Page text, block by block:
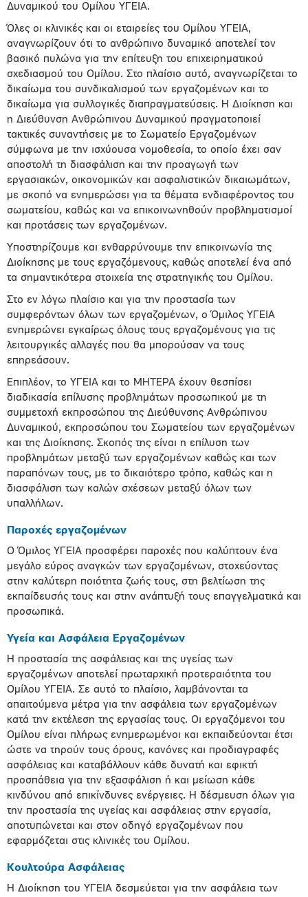
Δυναμικού του Ομίλου ΥΓΕΙΑ.
Όλες οι κλινικές και οι εταιρείες του Ομίλου ΥΓΕΙΑ,
αναγνωρίζουν ότι το ανθρώπινο δυναμικό αποτελεί τον
βασικό πυλώνα για την επίτευξη του επιχειρηματικού
σχεδιασμού του Ομίλου. Στο πλαίσιο αυτό, αναγνωρίζεται το
δικαίωμα του συνδικαλισμού των εργαζομένων και το
δικαίωμα για συλλογικές διαπραγματεύσεις. Η Διοίκηση και
η Διεύθυνση Ανθρώπινου Δυναμικού πραγματοποιεί
τακτικές συναντήσεις με το Σωματείο Εργαζομένων
σύμφωνα με την ισχύουσα νομοθεσία, το οποίο έχει σαν
αποστολή τη διασφάλιση και την προαγωγή των
εργασιακών, οικονομικών και ασφαλιστικών δικαιωμάτων,
με σκοπό να ενημερώσει για τα θέματα ενδιαφέροντoς του
σωματείου, καθώς και να επικοινωνηθούν προβληματισμοί
και προτάσεις των εργαζομένων.
Υποστηρίζουμε και ενθαρρύνουμε την επικοινωνία της
Διοίκησης με τους εργαζόμενους, καθώς αποτελεί ένα από
τα σημαντικότερα στοιχεία της στρατηγικής του Ομίλου.
Στο εν λόγω πλαίσιο και για την προστασία των
συμφερόντων όλων των εργαζομένων, ο Όμιλος ΥΓΕΙΑ
ενημερώνει εγκαίρως όλους τους εργαζομένους για τις
λειτουργικές αλλαγές που θα μπορούσαν να τους
επηρεάσουν.
Επιπλέον, το ΥΓΕΙΑ και το ΜΗΤΕΡΑ έχουν θεσπίσει
διαδικασία επίλυσης προβλημάτων προσωπικού με τη
συμμετοχή εκπροσώπου της Διεύθυνσης Ανθρώπινου
Δυναμικού, εκπροσώπου του Σωματείου των εργαζομένων
και της Διοίκησης. Σκοπός της είναι η επίλυση των
προβλημάτων μεταξύ των εργαζομένων καθώς και των
παραπόνων τους, με το δικαιότερο τρόπο, καθώς και η
διασφάλιση των καλών σχέσεων μεταξύ όλων των
υπαλλήλων.
Παροχές εργαζομένων
Ο Όμιλος ΥΓΕΙΑ προσφέρει παροχές που καλύπτουν ένα
μεγάλο εύρος αναγκών των εργαζομένων, στοχεύοντας
στην καλύτερη ποιότητα ζωής τους, στη βελτίωση της
εκπαίδευσής τους και στην ανάπτυξή τους επαγγελματικά και
προσωπικά.
Υγεία και Ασφάλεια Εργαζομένων
Η προστασία της ασφάλειας και της υγείας των
εργαζομένων αποτελεί πρωταρχική προτεραιότητα του
Ομίλου ΥΓΕΙΑ. Σε αυτό το πλαίσιο, λαμβάνονται τα
απαιτούμενα μέτρα για την ασφάλεια των εργαζομένων
κατά την εκτέλεση της εργασίας τους. Οι εργαζόμενοι του
Ομίλου είναι πλήρως ενημερωμένοι και εκπαιδεύονται έτσι
ώστε να τηρούν τους όρους, κανόνες και προδιαγραφές
ασφάλειας και καταβάλλουν κάθε δυνατή και εφικτή
προσπάθεια για την εξασφάλιση ή και μείωση κάθε
κινδύνου από επικίνδυνες ενέργειες. Η δέσμευση όλων για
την προστασία της υγείας και ασφάλειας στην εργασία,
αποτυπώνεται και στον οδηγό εργαζομένων που
εφαρμόζεται στις κλινικές του Ομίλου.
Κουλτούρα Ασφάλειας
H Διοίκηση του ΥΓΕΙΑ δεσμεύεται για την ασφάλεια των